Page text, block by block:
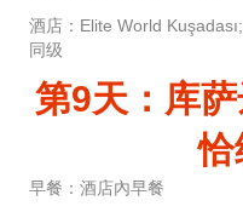
酒店：Elite World
同级
第9天：库
恰
早餐：酒店內早餐